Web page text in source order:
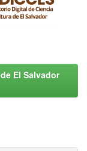
El Salvador